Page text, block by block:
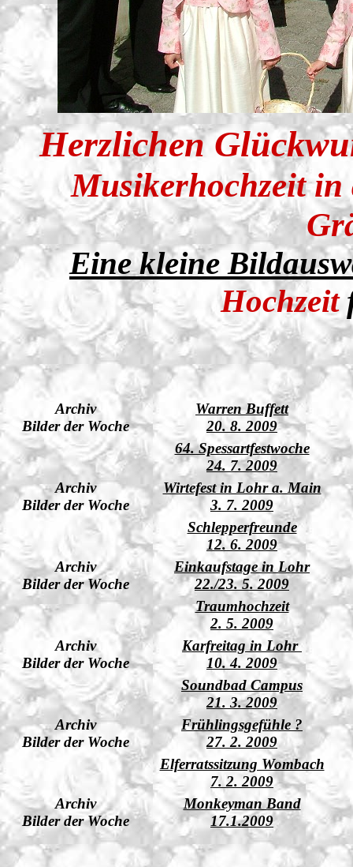
Herzlichen
Musikerhochzeit in
Eine kleine
Hochzeit
Archiv
Bilder der Woche
Warren Buffett
20. 8. 2009
64. Spessartfestwoche
24. 7. 2009
Archiv
Bilder der Woche
Wirtefest in Lohr a. Main
3. 7. 2009
Schlepperfreunde
12. 6. 2009
Archiv
Bilder der Woche
Einkaufstage in Lohr
22./23. 5. 2009
Traumhochzeit
2. 5. 2009
Archiv
Bilder der Woche
Karfreitag in Lohr
10. 4. 2009
Soundbad Campus
21. 3. 2009
Archiv
Bilder der Woche
Frühlingsgefühle ?
27. 2. 2009
Elferratssitzung Wombach
7. 2. 2009
Archiv
Bilder der Woche
Monkeyman Band
17.1.2009